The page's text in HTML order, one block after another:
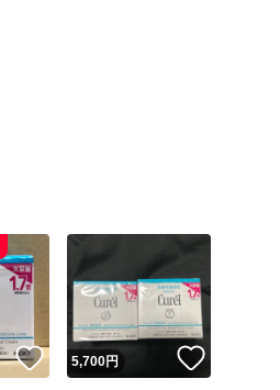
いいね！
5,700円